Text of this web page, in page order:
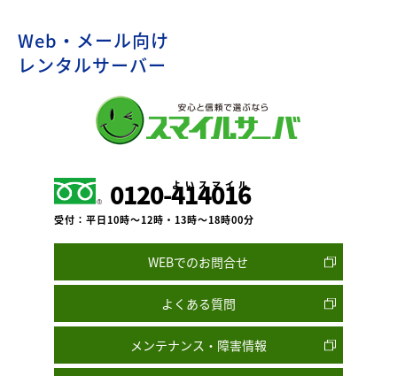
Web・メール向け
レンタルサーバー
0120-414016
よいスマイル
受付：平日10時～12時・13時～18時00分
WEBでのお問合せ
よくある質問
メンテナンス・障害情報